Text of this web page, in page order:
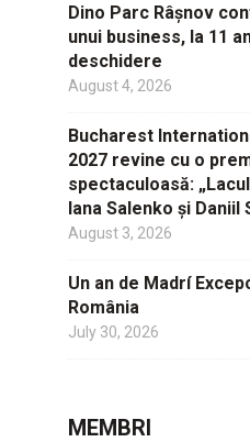
Dino Parc Râșnov
unui business, la 11
deschidere
August 4, 2026
Bucharest
2027 revine cu o
spectaculoasă:
Iana Salenko și Daniil
August 3, 2026
Un an de Madrí
România
July 30, 2026
MEMBRI